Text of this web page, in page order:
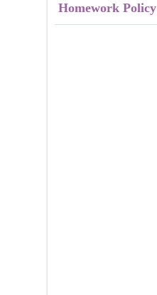
Homework Policy